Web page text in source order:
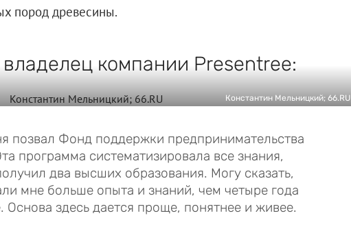
пород древесины.
компании Presentree:
Константин Мельницкий; 66.RU
позвал Фонд поддержки предпринимательства
программа систематизировала все знания,
два высших образования. Могу сказать,
мне больше опыта и знаний, чем четыре года
Основа здесь дается проще, понятнее и живее.